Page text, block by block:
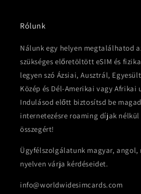
Rólunk
Nálunk egy helyen megtalálhatod
szükséges előretöltött eSIM és
legyen szó Ázsiai, Ausztrál,
Közép és Dél-Amerikai vagy Afrikai
Indulásod előtt biztosítsd be
internetezésre roaming díjak nélkül
összegért!
Ügyfélszolgálatunk magyar, angol,
nyelven várja kérdéseidet.
info@worldwidesimcards.com